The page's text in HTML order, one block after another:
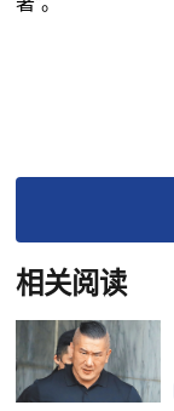
相关阅读